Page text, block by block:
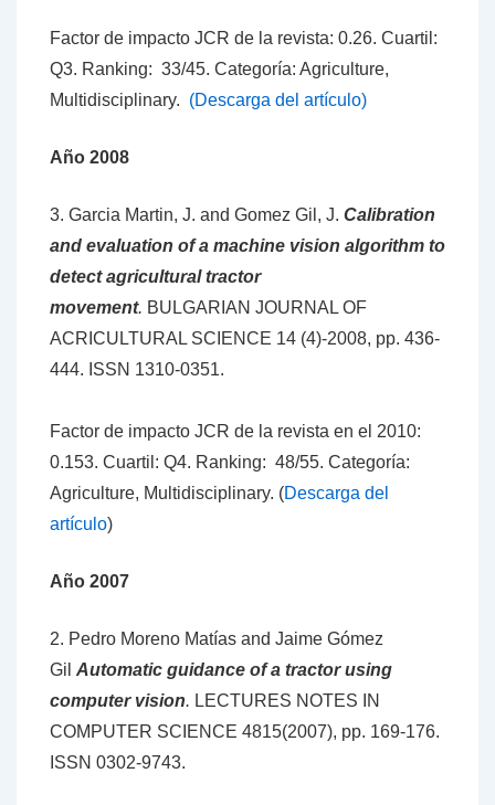
Factor de impacto JCR de la revista: 0.26. Cuartil:
Q3. Ranking: 33/45. Categoría: Agriculture,
Multidisciplinary. (Descarga del artículo)
Año 2008
3. Garcia Martin, J. and Gomez Gil, J. Calibration
and evaluation of a machine vision algorithm to
detect agricultural tractor
movement. BULGARIAN JOURNAL OF
ACRICULTURAL SCIENCE 14 (4)-2008, pp. 436-
444. ISSN 1310-0351.
Factor de impacto JCR de la revista en el 2010:
0.153. Cuartil: Q4. Ranking: 48/55. Categoría:
Agriculture, Multidisciplinary. (Descarga del
artículo)
Año 2007
2. Pedro Moreno Matías and Jaime Gómez
Gil Automatic guidance of a tractor using
computer vision. LECTURES NOTES IN
COMPUTER SCIENCE 4815(2007), pp. 169-176.
ISSN 0302-9743.